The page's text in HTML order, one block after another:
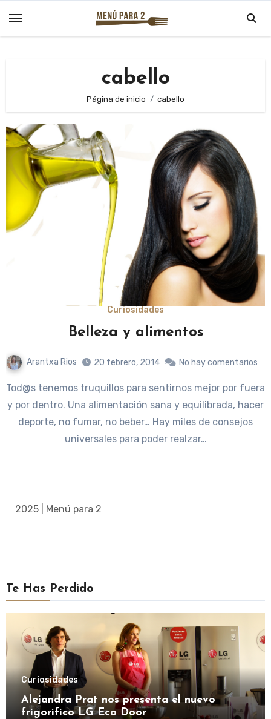
cabello
Página de inicio cabello
Curiosidades
Belleza y alimentos
Arantxa Rios 20 febrero, 2014 No hay comentarios
Tod@s tenemos truquillos para sentirnos mejor por fuera
y por dentro. Una alimentación sana y equilibrada, hacer
deporte, no fumar, no beber… Hay miles de consejos
universales para poder realzar…
2025 | Menú para 2
Te Has Perdido
Curiosidades
Alejandra Prat nos presenta el nuevo
frigorífico LG Eco Door